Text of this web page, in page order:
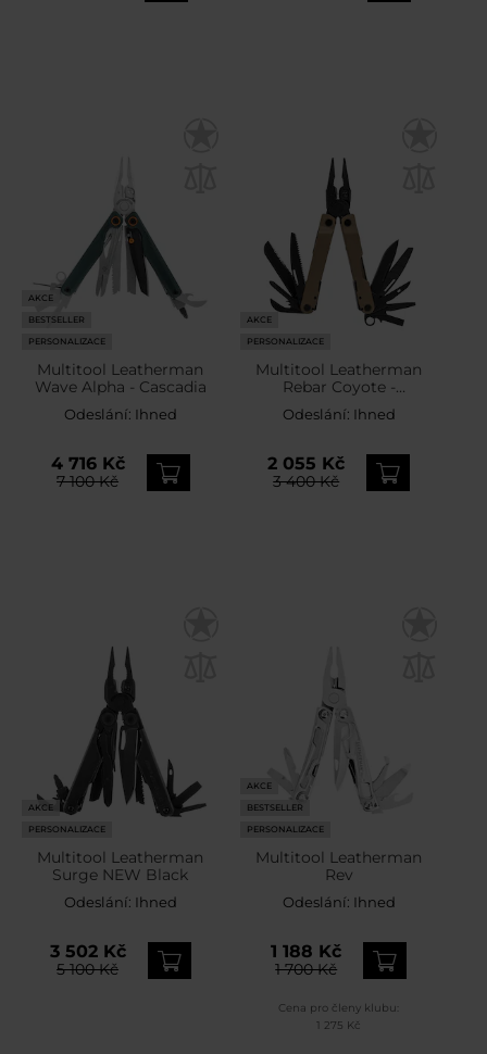
AKCE
BESTSELLER
PERSONALIZACE
Multitool Leatherman
Wave Alpha - Cascadia
Odeslání: Ihned
4 716 Kč
7 100 Kč
AKCE
PERSONALIZACE
Multitool Leatherman
Rebar Coyote -
limitovaná edice
Odeslání: Ihned
2 055 Kč
3 400 Kč
AKCE
PERSONALIZACE
Multitool Leatherman
Surge NEW Black
Odeslání: Ihned
3 502 Kč
5 100 Kč
AKCE
BESTSELLER
PERSONALIZACE
Multitool Leatherman
Rev
Odeslání: Ihned
1 188 Kč
1 700 Kč
Cena pro členy klubu:
1 275 Kč